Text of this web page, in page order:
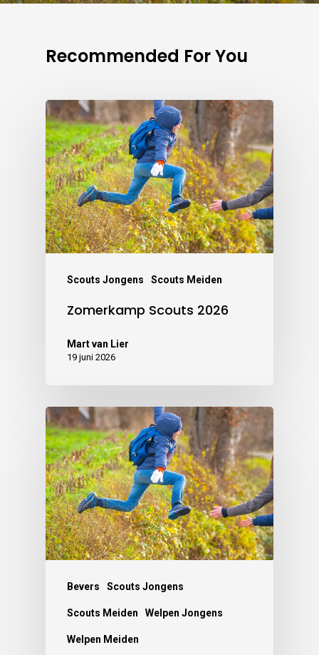
Recommended For You
Scouts Jongens Scouts Meiden
Zomerkamp Scouts 2026
Mart van Lier
19 juni 2026
Bevers Scouts Jongens
Scouts Meiden Welpen Jongens
Welpen Meiden